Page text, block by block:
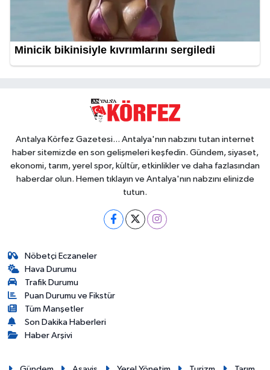
Antalya Körfez Gazetesi... Antalya'nın nabzını tutan internet
haber sitemizde en son gelişmeleri keşfedin. Gündem, siyaset,
ekonomi, tarım, yerel spor, kültür, etkinlikler ve daha fazlasından
haberdar olun. Hemen tıklayın ve Antalya'nın nabzını elinizde
tutun.
Nöbetçi Eczaneler
Hava Durumu
Trafik Durumu
Puan Durumu ve Fikstür
Tüm Manşetler
Son Dakika Haberleri
Haber Arşivi